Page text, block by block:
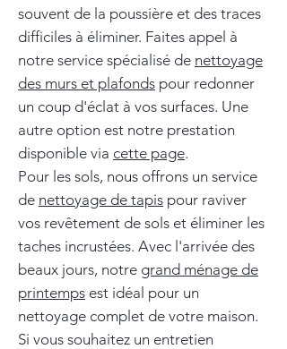
souvent de la poussière et des traces
difficiles à éliminer. Faites appel à
notre service spécialisé de nettoyage
des murs et plafonds pour redonner
un coup d'éclat à vos surfaces. Une
autre option est notre prestation
disponible via cette page.
Pour les sols, nous offrons un service
de nettoyage de tapis pour raviver
vos revêtement de sols et éliminer les
taches incrustées. Avec l'arrivée des
beaux jours, notre grand ménage de
printemps est idéal pour un
nettoyage complet de votre maison.
Si vous souhaitez un entretien